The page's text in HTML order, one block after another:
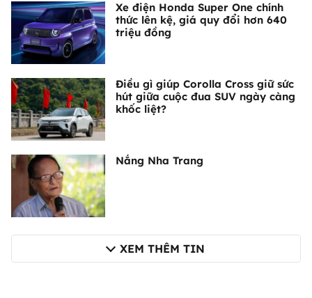
Xe điện Honda Super One chính
thức lên kệ, giá quy đổi hơn 640
triệu đồng
Điều gì giúp Corolla Cross giữ sức
hút giữa cuộc đua SUV ngày càng
khốc liệt?
Nắng Nha Trang
XEM THÊM TIN